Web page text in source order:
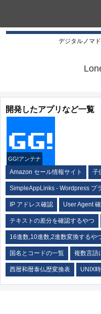
デジタルノマ
開発したアプリなど一覧
GG!アンテナ
Amazon セール情報サイト 子
SimpleAppLinks - Wordpress プ
IP アドレス確認 User Agent
テキストの差分を確認するやつ
16進数,10進数,2進数変換するや
国名とコードの一覧 複数言語
西暦和暦泰仏歴変換表 UNIX